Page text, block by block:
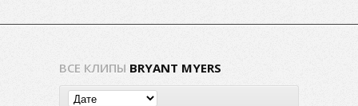
ВСЕ КЛИПЫ BRYANT MYERS